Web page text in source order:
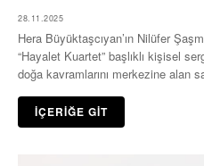
28.11.2025
Hera Büyüktaşcıyan’ın Nilüfer
“Hayalet Kuartet” başlıklı kişisel
doğa kavramlarını merkezine alan
İÇERİĞE GİT